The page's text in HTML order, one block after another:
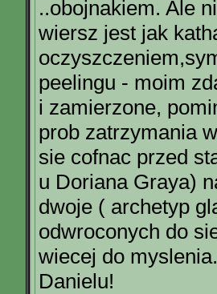
..obojnakiem. Ale
wiersz jest jak
peelingu - moim
i zamierzone,
prob zatrzymania
sie cofnac przed
u Doriana Graya)
dwoje ( archetyp
odwroconych do
wiecej do
Danielu!